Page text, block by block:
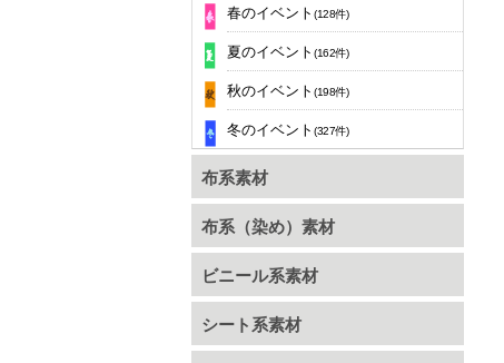
春のイベント (128件)
夏のイベント (162件)
秋のイベント (198件)
冬のイベント (327件)
布系素材
布系（染め）素材
ビニール系素材
シート系素材